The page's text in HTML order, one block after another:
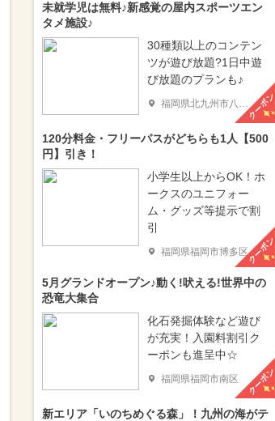
未就学児は無料♪新感覚の屋内スポーツエン
タメ施設♪
30種類以上のコンテン
ツが遊び放題?1日中遊
び放題のプランも♪
福岡県北九州市八幡西区 クーポン
120分料金・フリーパスがどちらも1人【500
円】引き！
小学生以上からOK！ホ
ークスのユニフォー
ム・グッズ等提示で割
引
福岡県福岡市博多区クーポン
5月グランドオープン♪動く!吠える!世界中の
恐竜大集合
化石発掘体験など遊び
が充実！入園料割引ク
ーポンも進呈中☆
福岡県福岡市南区 クーポン
新エリア「いのちめぐる森」！九州の海がテ